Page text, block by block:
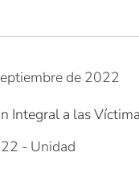
de 2022
Integral a las
- Unidad